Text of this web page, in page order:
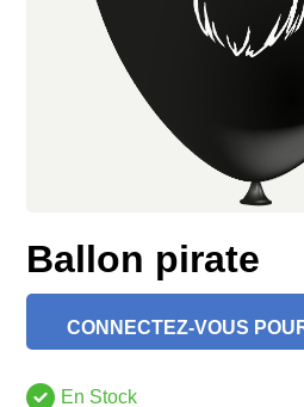
Ballon pirate
CONNECTEZ-VOUS
En Stock